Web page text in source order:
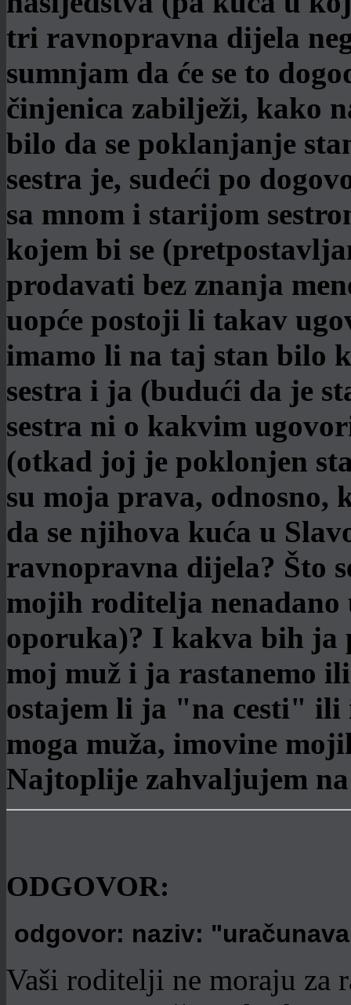
tri ravnopravna dijela
sumnjam da će se to
činjenica zabilježi, kako
bilo da se poklanjanje
sestra je, sudeći po
sa mnom i starijom
kojem bi se
prodavati bez znanja
uopće postoji li takav
imamo li na taj stan bilo
sestra i ja (budući da je
sestra ni o kakvim
(otkad joj je poklonjen
su moja prava,
da se njihova kuća u
ravnopravna dijela? Što
mojih roditelja nenadano
oporuka)? I kakva bih ja
moj muž i ja rastanemo
ostajem li ja "na cesti" ili
moga muža, imovine
Najtoplije zahvaljujem
ODGOVOR:
odgovor: naziv:
Vaši roditelji ne moraju za